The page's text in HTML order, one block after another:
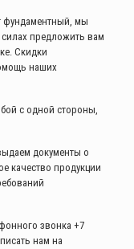
фундаментный, мы
предложить вам
Скидки
наших
с одной стороны,
документы о
качество продукции
звонка +7
нам на